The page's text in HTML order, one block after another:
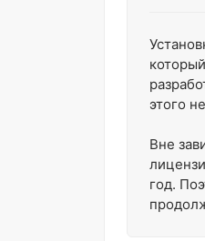
этого
Вне
год.